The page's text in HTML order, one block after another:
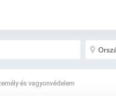
és vagyonvédelem